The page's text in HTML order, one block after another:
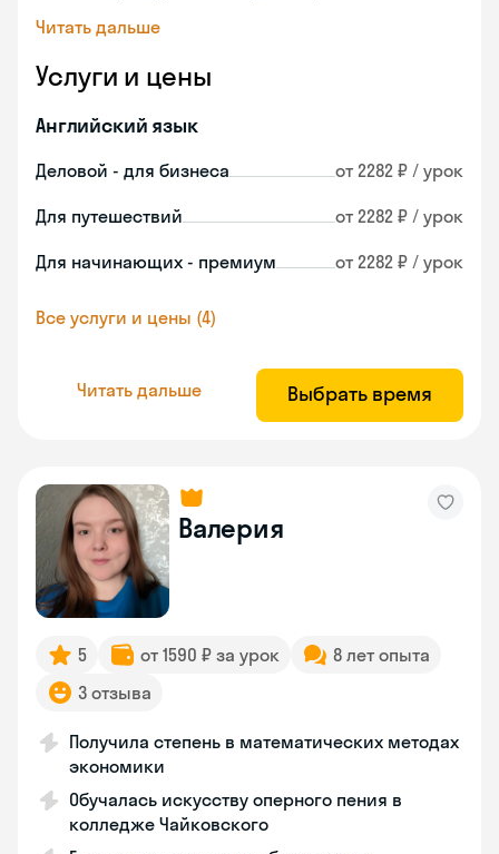
Читать дальше
Услуги и цены
Английский язык
Деловой - для бизнеса от 2282 ₽ / урок
Для путешествий от 2282 ₽ / урок
Для начинающих - премиум от 2282 ₽ / урок
Все услуги и цены (4)
Читать дальше Выбрать время
Валерия
5 от 1590 ₽ за урок
8 лет опыта
3 отзыва
Получила степень в математических методах
экономики
Обучалась искусству оперного пения в
колледже Чайковского